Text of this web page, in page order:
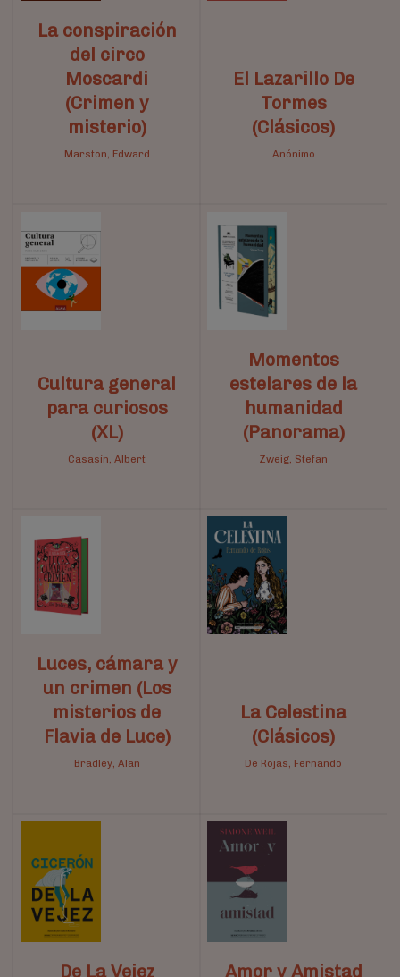
La conspiración
del circo
Moscardi
(Crimen y
misterio)
Marston, Edward
El Lazarillo De
Tormes
(Clásicos)
Anónimo
Cultura general
para curiosos
(XL)
Casasín, Albert
Momentos
estelares de la
humanidad
(Panorama)
Zweig, Stefan
Luces, cámara y
un crimen (Los
misterios de
Flavia de Luce)
Bradley, Alan
La Celestina
(Clásicos)
De Rojas, Fernando
De La Vejez Amor y Amistad